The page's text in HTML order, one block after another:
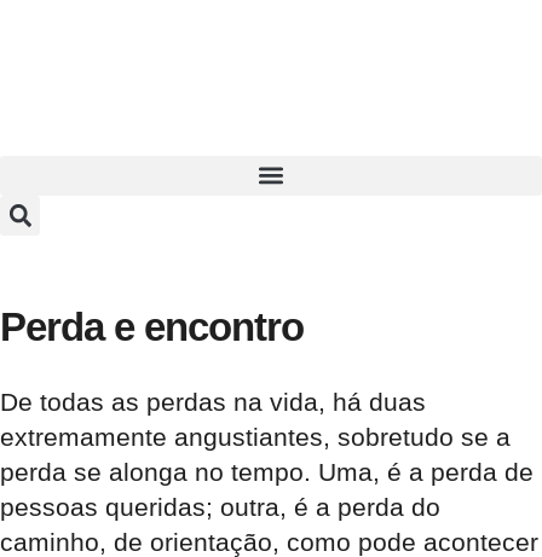
Perda e encontro
De todas as perdas na vida, há duas
extremamente angustiantes, sobretudo se a
perda se alonga no tempo. Uma, é a perda de
pessoas queridas; outra, é a perda do
caminho, de orientação, como pode acontecer